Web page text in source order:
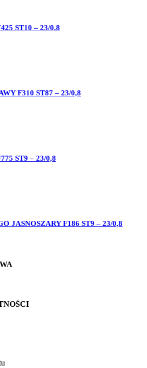
ST10 – 23/0,8
F310 ST87 – 23/0,8
ST9 – 23/0,8
JASNOSZARY F186 ST9 – 23/0,8